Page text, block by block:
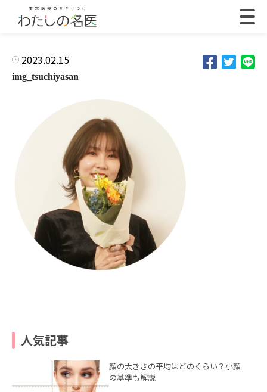
2023.02.15
img_tsuchiyasan
人気記事
顔の大きさの平均はどのくらい？小顔
の基準も解説